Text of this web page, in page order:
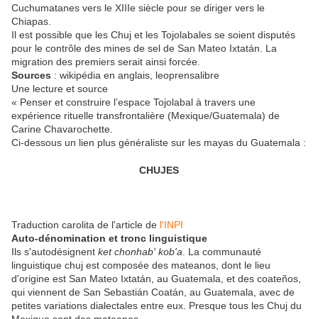
Cuchumatanes vers le XIIIe siècle pour se diriger vers le
Chiapas.
Il est possible que les Chuj et les Tojolabales se soient disputés
pour le contrôle des mines de sel de San Mateo Ixtatán. La
migration des premiers serait ainsi forcée.
Sources : wikipédia en anglais, leoprensalibre
Une lecture et source
« Penser et construire l’espace Tojolabal à travers une
expérience rituelle transfrontalière (Mexique/Guatemala) de
Carine Chavarochette.
Ci-dessous un lien plus généraliste sur les mayas du Guatemala :
CHUJES
Traduction carolita de l'article de l'INPI
Auto-dénomination et tronc linguistique
Ils s'autodésignent ket chonhab' kob'a. La communauté
linguistique chuj est composée des mateanos, dont le lieu
d'origine est San Mateo Ixtatán, au Guatemala, et des coateños,
qui viennent de San Sebastián Coatán, au Guatemala, avec de
petites variations dialectales entre eux. Presque tous les Chuj du